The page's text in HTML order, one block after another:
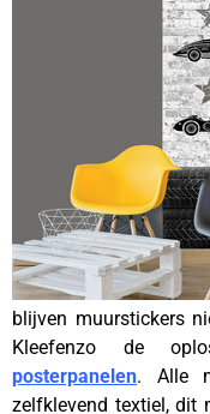
blijven muurstickers
Kleefenzo de
posterpanelen. Alle
zelfklevend textiel, dit